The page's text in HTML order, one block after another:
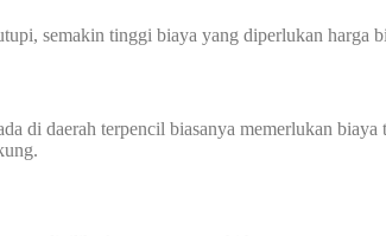
semakin tinggi biaya yang diperlukan harga
di daerah terpencil biasanya memerlukan